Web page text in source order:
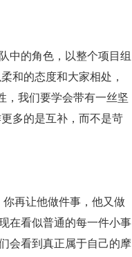
中的角色，以整个项目组
和的态度和大家相处，
，我们要学会带有一丝坚
多的是互补，而不是苛
再让他做件事，他又做
在看似普通的每一件小事
会看到真正属于自己的摩